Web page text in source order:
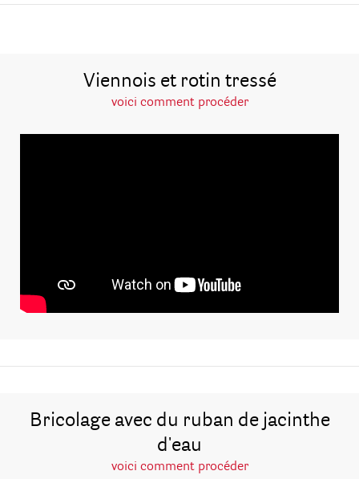
Viennois et rotin tressé
voici comment procéder
Bricolage avec du ruban de jacinthe
d'eau
voici comment procéder